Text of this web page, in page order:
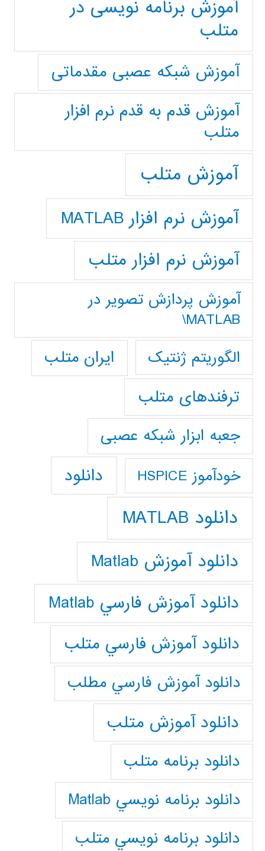
آموزش برنامه نویسی در
متلب
آموزش شبکه عصبی مقدماتی
آموزش قدم به قدم نرم افزار
متلب
آموزش متلب
آموزش نرم افزار MATLAB
آموزش نرم افزار متلب
آموزش پردازش تصوير در
MATLAB\
الگوریتم ژنتیک
ایران متلب
ترفندهای متلب
جعبه ابزار شبکه عصبی
خودآموز HSPICE دانلود
دانلود MATLAB
دانلود آموزش Matlab
دانلود آموزش فارسي Matlab
دانلود آموزش فارسي متلب
دانلود آموزش فارسي مطلب
دانلود آموزش متلب
دانلود برنامه متلب
دانلود برنامه نويسي Matlab
دانلود برنامه نويسي متلب